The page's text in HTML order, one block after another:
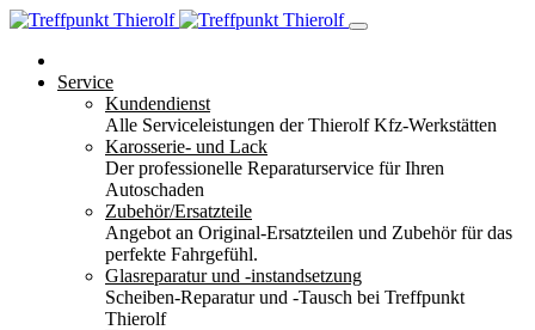
Service
Kundendienst
Alle Serviceleistungen der Thierolf Kfz-Werkstätten
Karosserie- und Lack
Der professionelle Reparaturservice für Ihren
Autoschaden
Zubehör/Ersatzteile
Angebot an Original-Ersatzteilen und Zubehör für das
perfekte Fahrgefühl.
Glasreparatur und -instandsetzung
Scheiben-Reparatur und -Tausch bei Treffpunkt
Thierolf